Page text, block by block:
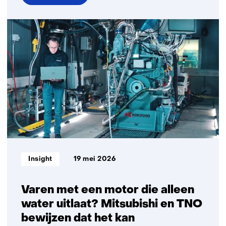
over
Van
lab
naar
ijsvlakte:
hoe
TNO
batterij-
innovatie
versnelt
met
Team
Varen met een motor die alleen
water uitlaat? Mitsubishi en TNO
bewijzen dat het kan
Informatietype:
Insight 19 mei 2026